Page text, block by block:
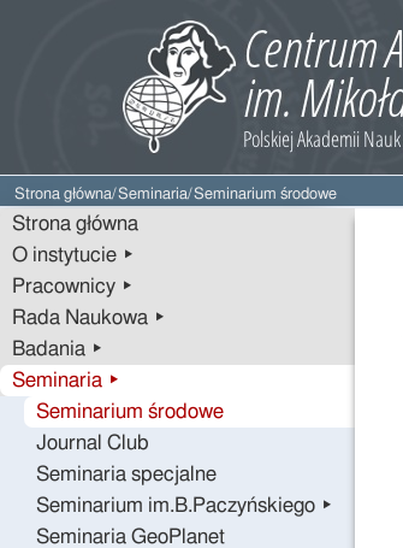
Strona główna/Seminaria/Seminarium środowe
Strona główna
O instytucie ▸
Pracownicy ▸
Rada Naukowa ▸
Badania ▸
Seminaria ▸
Seminarium środowe
Journal Club
Seminaria specjalne
Seminarium im.B.Paczyńskiego ▸
Seminaria GeoPlanet